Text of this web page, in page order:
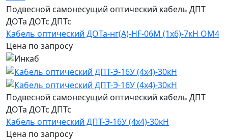
Подвесной самонесущий оптический кабель ДПТ
ДОТа ДОТс ДПТс
Кабель оптический ДОТа-нг(А)-HF-06М (1х6)-7кН ОМ4
Цена по запросу
Подвесной самонесущий оптический кабель ДПТ
ДОТа ДОТс ДПТс
Кабель оптический ДПТ-Э-16У (4х4)-30кН
Цена по запросу